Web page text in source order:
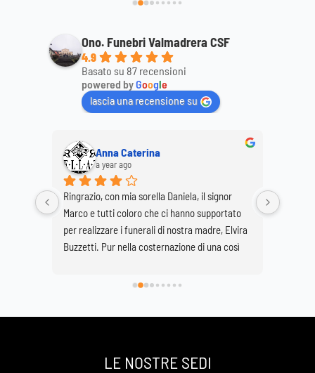
Ono. Funebri Valmadrera CSF
4.9
Basato su 87 recensioni
powered byGoogle
lascia una recensione su
la
Anna Caterina
a year ago
Ringrazio, con mia sorella Daniela, il signor
Marco e tutti coloro che ci hanno supportato
per realizzare i funerali di nostra madre, Elvira
Buzzetti. Pur nella costernazione di una così
Basilica di Lecco vestita di fiori bianchi.
LE NOSTRE SEDI